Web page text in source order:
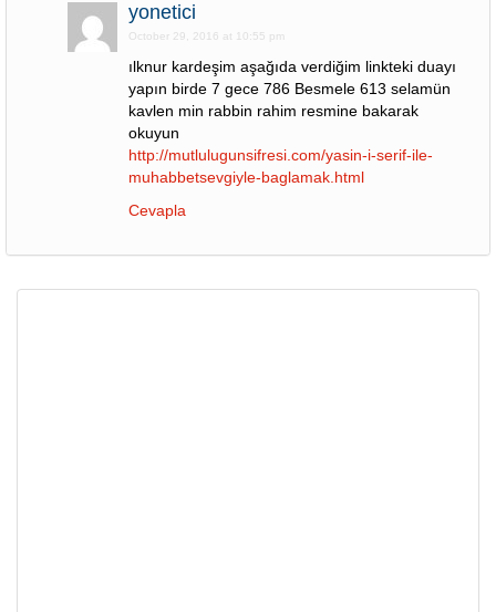
yonetici
October 29, 2016 at 10:55 pm
ılknur kardeşim aşağıda verdiğim linkteki duayı
yapın birde 7 gece 786 Besmele 613 selamün
kavlen min rabbin rahim resmine bakarak
okuyun
http://mutlulugunsifresi.com/yasin-i-serif-ile-
muhabbetsevgiyle-baglamak.html
Cevapla